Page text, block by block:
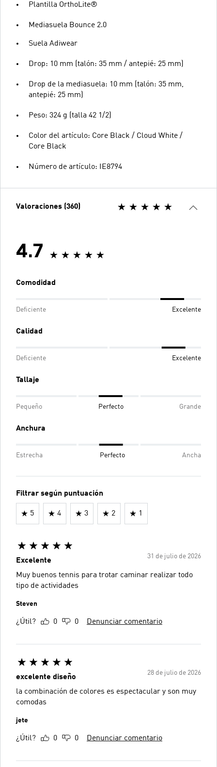
Plantilla OrthoLite®
Mediasuela Bounce 2.0
Suela Adiwear
Drop: 10 mm (talón: 35 mm / antepié: 25 mm)
Drop de la mediasuela: 10 mm (talón: 35 mm,
antepié: 25 mm)
Peso: 324 g (talla 42 1/2)
Color del artículo: Core Black / Cloud White /
Core Black
Número de artículo: IE8794
Valoraciones (360)
4.7
Comodidad
Deficiente Excelente
Calidad
Deficiente Excelente
Tallaje
Pequeño Perfecto Grande
Anchura
Estrecha Perfecto Ancha
Filtrar según puntuación
5 4 3 2 1
31 de julio de 2026
Excelente
Muy buenos tennis para trotar caminar realizar todo
tipo de actividades
Steven
¿Útil? 0 0 Denunciar comentario
28 de julio de 2026
excelente diseño
la combinación de colores es espectacular y son muy
comodas
jete
¿Útil? 0 0 Denunciar comentario